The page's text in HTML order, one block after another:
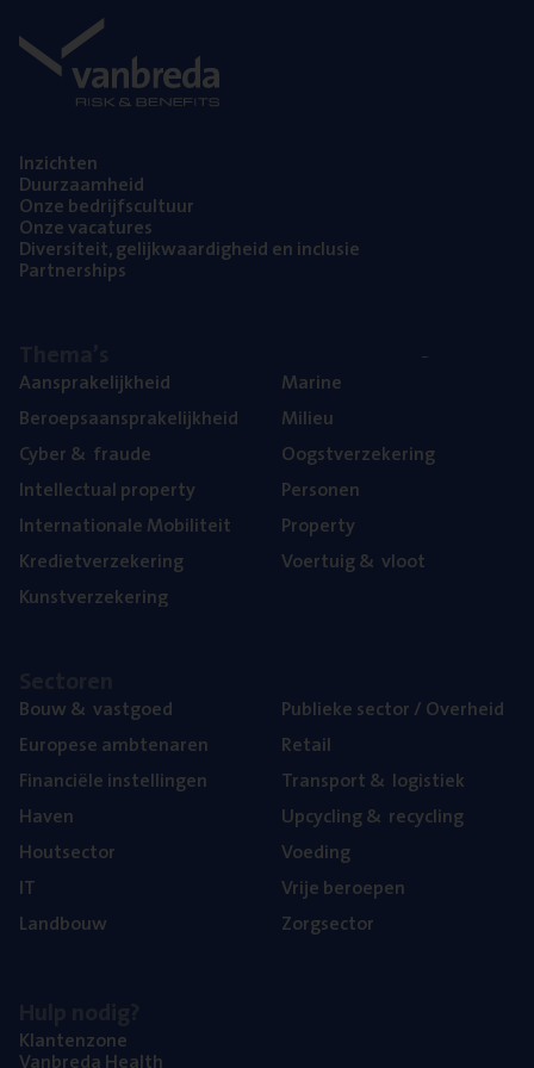
Inzich­ten
Duur­zaam­heid
Onze bedrijfs­cul­tuur
Onze vaca­tu­res
Diver­si­teit, gelijk­waar­dig­heid en inclusie
Part­ner­ships
Aan­spra­ke­lijk­heid
Beroeps­aan­spra­ke­lijk­heid
Cyber& fraude
Intel­lec­tu­al property
Inter­na­ti­o­na­le Mobiliteit
Kre­diet­ver­ze­ke­ring
Kunst­ver­ze­ke­ring
Mari­ne
Mili­eu
Oogst­ver­ze­ke­ring
Per­so­nen
Pro­per­ty
Voer­tuig& vloot
Bouw& vastgoed
Euro­pe­se ambtenaren
Finan­ci­ë­le instellingen
Haven
Hout­sec­tor
IT
Land­bouw
Publie­ke sec­tor / Overheid
Retail
Trans­port& logistiek
Upcy­cling& recycling
Voe­ding
Vrije beroe­pen
Zorg­sec­tor
Klan­ten­zo­ne
Van­b­re­da Health